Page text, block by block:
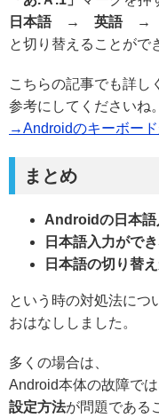
日本語 → 英語 →
と切り替えることがで
こちらの記事でも詳し
参考にしてくださいね。
→Androidのキーボー
まとめ
Androidの日本語
日本語入力ができ
日本語の切り替
という時の対処法につ
おはなししました。
多くの場合は、
Android本体の故障では
設定方法が問題である